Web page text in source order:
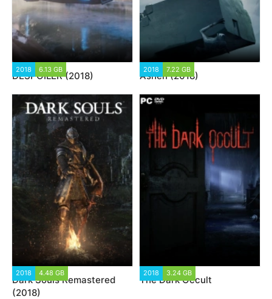
2018 6.13 GB
DESPOILER (2018)
2018 7.22 GB
Ashen (2018)
2018 4.48 GB
Dark Souls Remastered
(2018)
2018 3.24 GB
The Dark Occult